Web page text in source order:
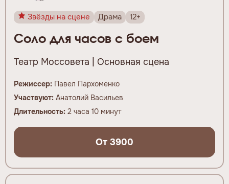
Звёзды на сцене Драма 12+
Соло для часов с боем
Театр Моссовета | Основная сцена
Режиссер: Павел Пархоменко
Участвуют: Анатолий Васильев
Длительность: 2 часа 10 минут
От 3900